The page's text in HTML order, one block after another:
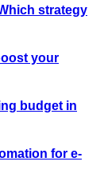
strategy
your
budget in
for e-